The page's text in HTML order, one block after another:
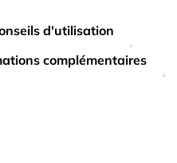
d'utilisation
complémentaires